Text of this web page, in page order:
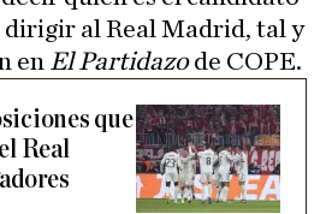
al Real Madrid, tal y
en El Partidazode COPE.
que
Real